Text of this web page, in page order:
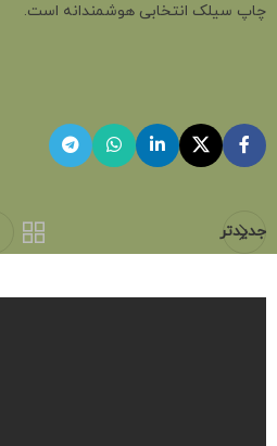
چاپ سیلک انتخابی هوشمندانه است.
جدیدتر